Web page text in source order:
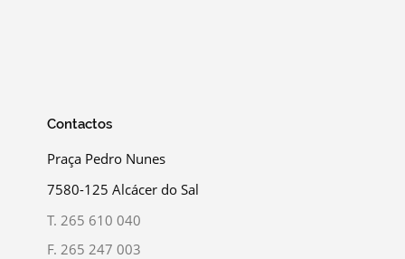
Contactos
Praça Pedro Nunes
7580-125 Alcácer do Sal
T. 265 610 040
F. 265 247 003